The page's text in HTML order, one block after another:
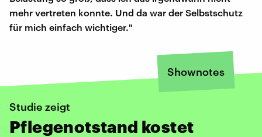
mehr vertreten konnte. Und da war der Selbstschutz
für mich einfach wichtiger."
Shownotes
Studie zeigt
Pflegenotstand kostet